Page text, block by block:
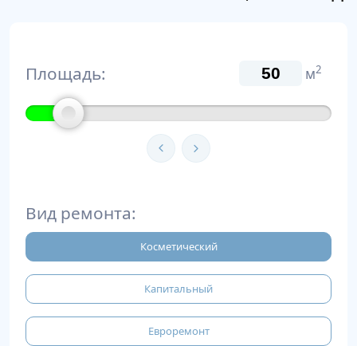
Площадь: м2
Вид ремонта:
Косметический
Капитальный
Евроремонт